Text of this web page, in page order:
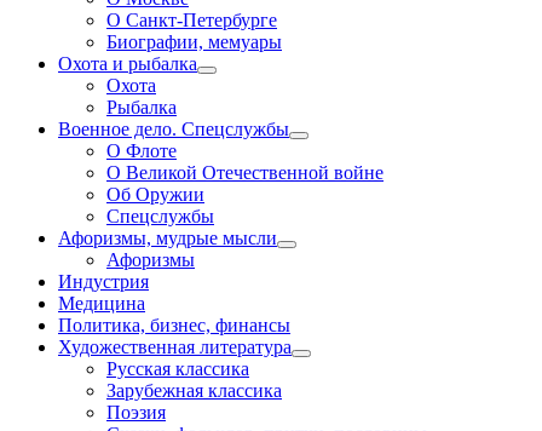
О Санкт-Петербурге
Биографии, мемуары
Охота и рыбалка
Охота
Рыбалка
Военное дело. Спецслужбы
О Флоте
О Великой Отечественной войне
Об Оружии
Спецслужбы
Афоризмы, мудрые мысли
Афоризмы
Индустрия
Медицина
Политика, бизнес, финансы
Художественная литература
Русская классика
Зарубежная классика
Поэзия